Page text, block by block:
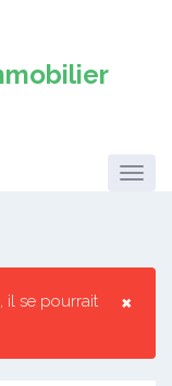
×
, il se pourrait